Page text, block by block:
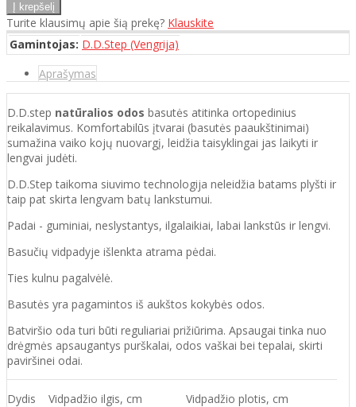
Turite klausimų apie šią prekę? Klauskite
Gamintojas: D.D.Step (Vengrija)
Aprašymas
D.D.step natūralios odos basutės atitinka ortopedinius
reikalavimus. Komfortabilūs įtvarai (basutės paaukštinimai)
sumažina vaiko kojų nuovargį, leidžia taisyklingai jas laikyti ir
lengvai judėti.
D.D.Step taikoma siuvimo technologija neleidžia batams plyšti ir
taip pat skirta lengvam batų lankstumui.
Padai - guminiai, neslystantys, ilgalaikiai, labai lankstūs ir lengvi.
Basučių vidpadyje išlenkta atrama pėdai.
Ties kulnu pagalvėlė.
Basutės yra pagamintos iš aukštos kokybės odos.
Batviršio oda turi būti reguliariai prižiūrima. Apsaugai tinka nuo
drėgmės apsaugantys purškalai, odos vaškai bei tepalai, skirti
paviršinei odai.
Dydis Vidpadžio ilgis, cm Vidpadžio plotis, cm